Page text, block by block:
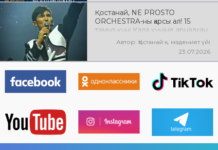
Қостанай, NE PROSTO
ORCHESTRA-ны қарсы ал! 15
тамыз күні Қала күніне арналған
мерекелік концертте NE
PROSTO ORCHESTRA өнер
көрсетеді! @ne_prosto_orchestra
Автор: Қостанай қ. мәдениет үйі
23.07.2026